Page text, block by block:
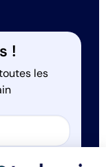
!
les
informations